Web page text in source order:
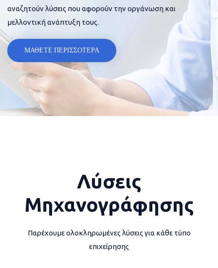
αναζητούν λύσεις που αφορούν την οργάνωση και
μελλοντική ανάπτυξη τους.
ΜΑΘΕΤΕ ΠΕΡΙΣΣΟΤΕΡΑ
Λύσεις
Μηχανογράφησης
Παρέχουμε ολοκληρωμένες λύσεις για κάθε τύπο
επιχείρησης